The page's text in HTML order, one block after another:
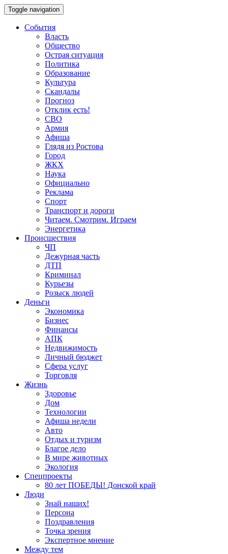
Toggle navigation
События
Власть
Общество
Острая ситуация
Политика
Образование
Культура
Скандалы
Прогноз
Отклик есть!
СВО
Армия
Афиша
Глядя из Ростова
Город
ЖКХ
Наука
Официально
Реклама
Спорт
Транспорт и дороги
Читаем. Смотрим. Играем
Энергетика
Происшествия
ЧП
Дежурная часть
ДТП
Криминал
Курьезы
Розыск людей
Деньги
Экономика
Бизнес
Финансы
АПК
Недвижимость
Личный бюджет
Сфера услуг
Торговля
Жизнь
Здоровье
Дом
Технологии
Афиша недели
Авто
Отдых и туризм
Благое дело
В мире животных
Экология
Спецпроекты
80 лет ПОБЕДЫ! Донской край
Люди
Знай наших!
Персона
Поздравления
Точка зрения
Экспертное мнение
Между тем